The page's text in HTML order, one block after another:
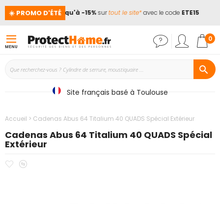
☀️ PROMO D'ÉTÉ
! 📢Jusqu'à -15%surtout le site*avec le codeETE15
MENU
0
Site français basé à Toulouse
Accueil Cadenas Abus 64 Titalium 40 QUADS Spécial Extérieur
Cadenas Abus 64 Titalium 40 QUADS Spécial
Extérieur
Ajouter